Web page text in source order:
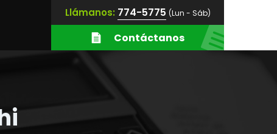
Llámanos: 774-5775 (Lun - Sáb)
Contáctanos